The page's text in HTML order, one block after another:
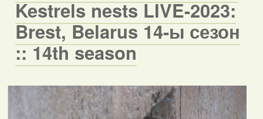
Kestrels nests LIVE-2023:
Brest, Belarus 14-ы сезон
:: 14th season